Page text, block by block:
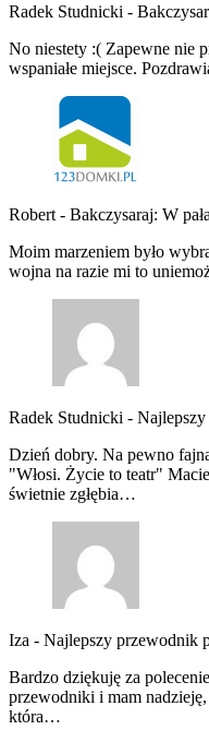
Radek Studnicki -
No niestety :( Zapewne nie
wspaniałe miejsce.
Robert - Bakczysaraj: W
Moim marzeniem było
wojna na razie mi to
Radek Studnicki - Najlepszy
Dzień dobry. Na pewno
"Włosi. Życie to teatr"
świetnie zgłębia…
Iza - Najlepszy przewodnik
Bardzo dziękuję za
przewodniki i mam
która…